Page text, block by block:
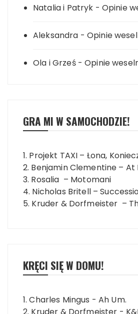
Natalia i Patryk - Opinie
Aleksandra - Opinie
Ola i Grześ-Opinie
GRA MI W SAMOCHODZIE!
1. Projekt TAXI – Łona,
2. Benjamin Clementine – At
3. Rosalia – Motomani
4. Nicholas Britell –
5. Kruder & Dorfmeister –
KRĘCI SIĘ W DOMU!
1. Charles Mingus - Ah Um.